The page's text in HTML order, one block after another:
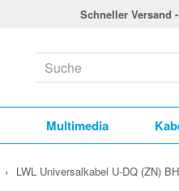
Schneller Versand
Multimedia
› LWL Universalkabel U-DQ (ZN) BH